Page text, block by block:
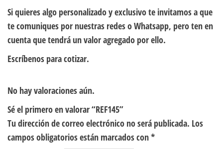
Si quieres algo personalizado y exclusivo te invitamos a que
te comuniques por nuestras redes o Whatsapp, pero ten en
cuenta que tendrá un valor agregado por ello.
Escríbenos para cotizar.
No hay valoraciones aún.
Sé el primero en valorar “REF145”
Tu dirección de correo electrónico no será publicada. Los
campos obligatorios están marcados con*